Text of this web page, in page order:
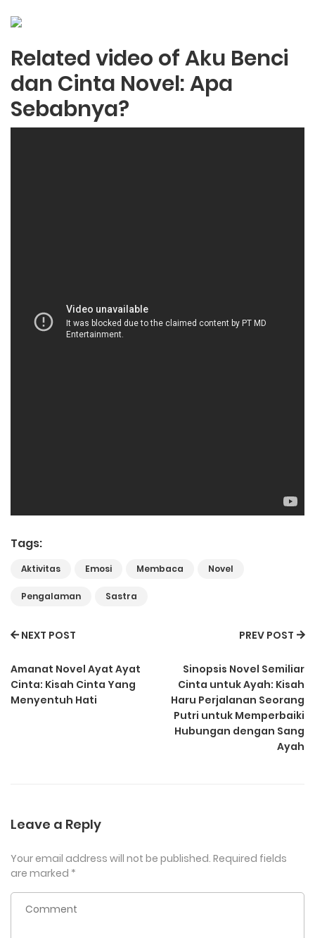
Related video of Aku Benci
dan Cinta Novel: Apa
Sebabnya?
Tags:
Aktivitas Emosi Membaca Novel
Pengalaman Sastra
NEXT POST
Amanat Novel Ayat Ayat
Cinta: Kisah Cinta Yang
Menyentuh Hati
PREV POST
Sinopsis Novel Semiliar
Cinta untuk Ayah: Kisah
Haru Perjalanan Seorang
Putri untuk Memperbaiki
Hubungan dengan Sang
Ayah
Leave a Reply
Your email address will not be published. Required fields
are marked *